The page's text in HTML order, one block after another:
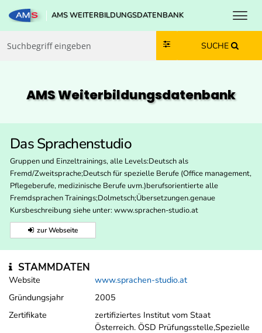
Zum Inhalt springen
Zum Navmenü springen
Zur Suche springen
Zur Footer springen
AMS WEITERBILDUNGSDATENBANK
SUCHE
AMS Weiterbildungs­datenbank
Das Sprachenstudio
Gruppen und Einzeltrainings, alle Levels:Deutsch als
Fremd/Zweitsprache;Deutsch für spezielle Berufe (Office management,
Pflegeberufe, medizinische Berufe uvm.)berufsorientierte alle
Fremdsprachen Trainings;Dolmetsch;Übersetzungen.genaue
Kursbeschreibung siehe unter: www.sprachen-studio.at
zur Webseite
STAMMDATEN
Website
www.sprachen-studio.at
Gründungsjahr
2005
Zertifikate
zertifiziertes Institut vom Staat
Österreich. ÖSD Prüfungsstelle,Spezielle